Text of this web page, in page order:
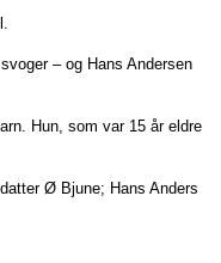
– og Hans Andersen
Hun, som var 15 år eldre
Ø Bjune; Hans Anders